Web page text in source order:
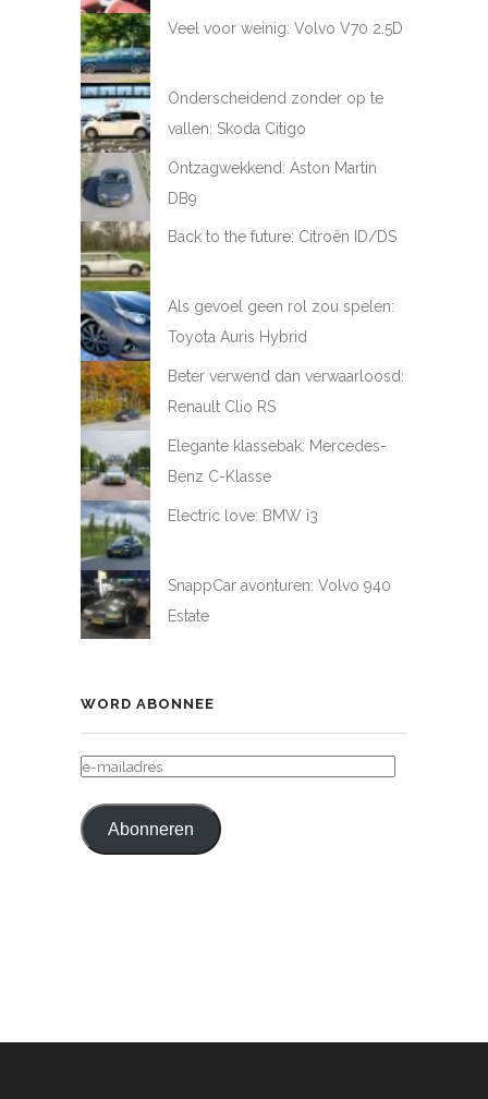
Veel voor weinig: Volvo V70 2.5D
Onderscheidend zonder op te
vallen: Skoda Citigo
Ontzagwekkend: Aston Martin
DB9
Back to the future: Citroën ID/DS
Als gevoel geen rol zou spelen:
Toyota Auris Hybrid
Beter verwend dan verwaarloosd:
Renault Clio RS
Elegante klassebak: Mercedes-
Benz C-Klasse
Electric love: BMW i3
SnappCar avonturen: Volvo 940
Estate
WORD ABONNEE
E-
Abonneren